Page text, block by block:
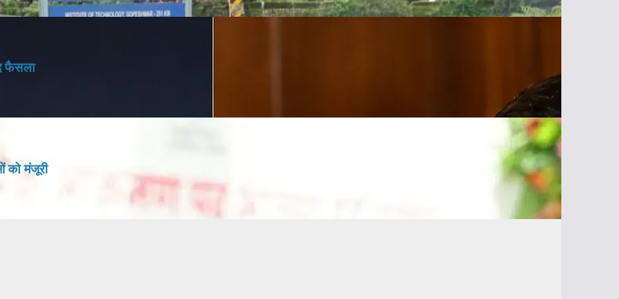
फैसला
को मंजूरी